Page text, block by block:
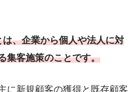
、企業から個人や法人に対
集客施策のことです。
に新規顧客の獲得と既存顧客